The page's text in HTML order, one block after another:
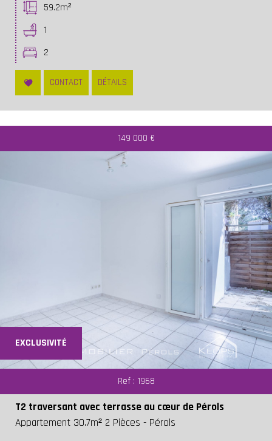
59.2m²
1
2
CONTACT DÉTAILS
EXCLUSIVITÉ
149 000 €
Ref : 1968
T2 traversant avec terrasse au cœur de Pérols
Appartement 30.7m² 2 Pièces - Pérols